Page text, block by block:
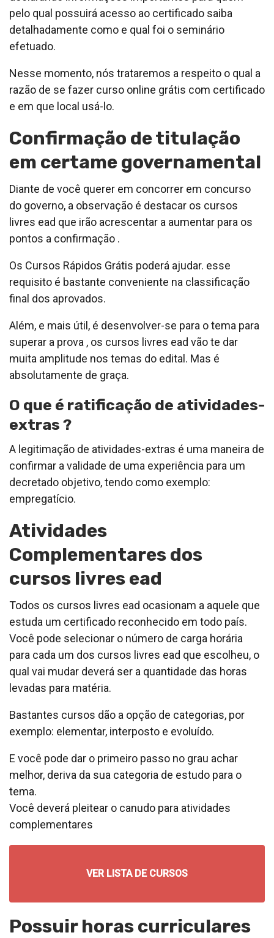
pelo qual possuirá acesso ao certificado saiba
detalhadamente como e qual foi o seminário
efetuado.
Nesse momento, nós trataremos a respeito o qual a
razão de se fazer curso online grátis com certificado
e em que local usá-lo.
Confirmação de titulação
em certame governamental
Diante de você querer em concorrer em concurso
do governo, a observação é destacar os cursos
livres ead que irão acrescentar a aumentar para os
pontos a confirmação .
Os Cursos Rápidos Grátis poderá ajudar. esse
requisito é bastante conveniente na classificação
final dos aprovados.
Além, e mais útil, é desenvolver-se para o tema para
superar a prova , os cursos livres ead vão te dar
muita amplitude nos temas do edital. Mas é
absolutamente de graça.
O que é ratificação de atividades-
extras ?
A legitimação de atividades-extras é uma maneira de
confirmar a validade de uma experiência para um
decretado objetivo, tendo como exemplo:
empregatício.
Atividades
Complementares dos
cursos livres ead
Todos os cursos livres ead ocasionam a aquele que
estuda um certificado reconhecido em todo país.
Você pode selecionar o número de carga horária
para cada um dos cursos livres ead que escolheu, o
qual vai mudar deverá ser a quantidade das horas
levadas para matéria.
Bastantes cursos dão a opção de categorias, por
exemplo: elementar, interposto e evoluído.
E você pode dar o primeiro passo no grau achar
melhor, deriva da sua categoria de estudo para o
tema.
Você deverá pleitear o canudo para atividades
complementares
VER LISTA DE CURSOS
Possuir horas curriculares